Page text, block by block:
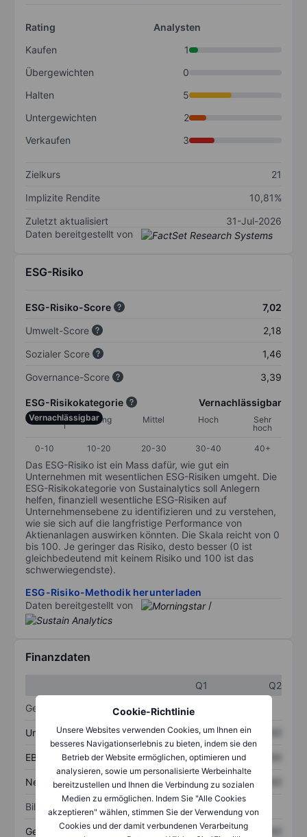
Cookie-Richtlinie
Unsere Websites verwenden Cookies, um Ihnen ein
besseres Navigationserlebnis zu bieten, indem sie den
Betrieb der Website ermöglichen, optimieren und
analysieren, sowie um personalisierte Werbeinhalte
bereitzustellen und Ihnen die Verbindung zu sozialen
Medien zu ermöglichen. Indem Sie "Alle Cookies
akzeptieren" wählen, stimmen Sie der Verwendung von
Cookies und der damit verbundenen Verarbeitung
Rating
Analysten
Kaufen
1
Übergewichten
0
Halten
5
Untergewichten
2
Verkaufen
3
Zielkurs
21
Implizite Rendite
10,81%
Zuletzt aktualisiert
31-Jul-2026
Daten bereitgestellt von
ESG-Risiko
ESG-Risiko-Score
7,02
Umwelt-Score
2,18
Sozialer Score
1,46
Governance-Score
3,39
ESG-Risikokategorie Vernachlässigbar
VernachlässigbarGering Mittel Hoch
Sehr
hoch
0-10
10-20 20-30 30-40 40+
Das ESG-Risiko ist ein Mass dafür, wie gut ein
Unternehmen mit wesentlichen ESG-Risiken umgeht. Die
ESG-Risikokategorie von Sustainalytics soll Anlegern
helfen, finanziell wesentliche ESG-Risiken auf
Unternehmensebene zu identifizieren und zu verstehen,
wie sie sich auf die langfristige Performance von
Aktienanlagen auswirken könnten. Die Skala reicht von 0
bis 100. Je geringer das Risiko, desto besser (0 ist
gleichbedeutend mit keinem Risiko und 100 ist das
schwerwiegendste).
ESG-Risiko-Methodik herunterladen
Daten bereitgestellt von
/
Finanzdaten
Q1
Q2
Gewinn- und Verlustrechnung
Umsatz XXXXXXX XXXXXXX
EBITDA XXXXXXX XXXXXXX
Nettoeinkommen XXXXXXX XXXXXXX
Bilanz
Gesamtvermögen XXXXXXX XXXXXXX